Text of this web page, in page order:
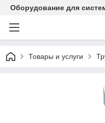
Оборудование для
Товары и услуги